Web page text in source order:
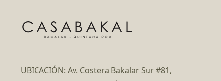
UBICACIÓN: Av. Costera Bakalar Sur #81,